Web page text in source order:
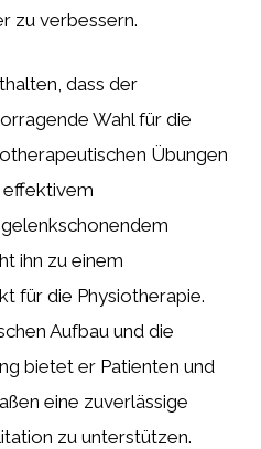
zu verbessern.
dass der
Wahl für die
Übungen
effektivem
ihn zu einem
für die Physiotherapie.
Aufbau und die
bietet er Patienten und
eine zuverlässige
zu unterstützen.